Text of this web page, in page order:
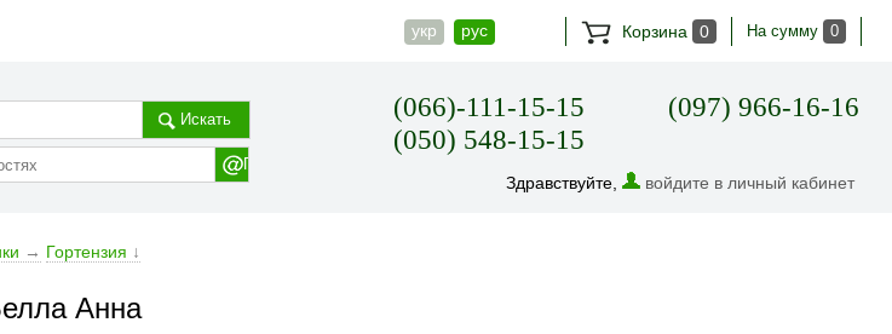
укр рус Корзина 0 На сумму 0
Искать
(066)-111-15-15
(050) 548-15-15
(097) 966-16-16
Здравствуйте, войдите в личный кабинет
→ Гортензия ↓
Анна